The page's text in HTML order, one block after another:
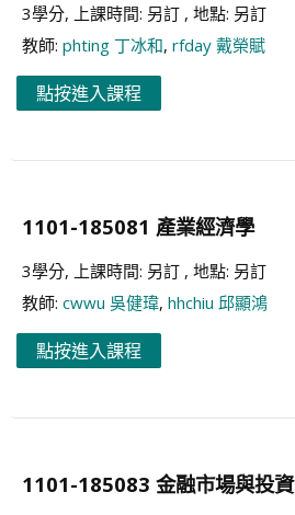
3學分, 上課時間: 另訂 , 地點: 另訂
教師: phting 丁冰和, rfday 戴榮賦
點按進入課程
1101-185081 產業經濟學
3學分, 上課時間: 另訂 , 地點: 另訂
教師: cwwu 吳健瑋, hhchiu 邱顯鴻
點按進入課程
1101-185083 金融市場與投資